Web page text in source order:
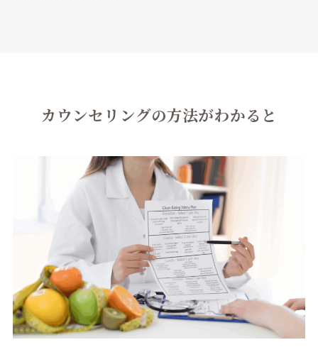
カウンセリングの方法がわかると